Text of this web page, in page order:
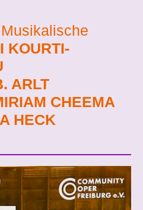
KOURTI-
ARLT
CHEEMA
HECK